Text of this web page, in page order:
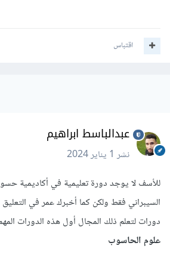
اقتباس
عبدالباسط ابراهيم
نشر1 يناير 2024
للأسف لا يوجد دورة تعليمية في أكاديمية
السيبراني فقط ولكن كما أخبرك عمر في التعليق
دورات لتعلم ذلك المجال أول هذه الدورات
علوم الحاسوب